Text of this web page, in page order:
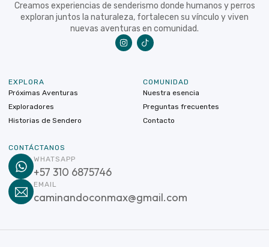
Creamos experiencias de senderismo donde humanos y perros
exploran juntos la naturaleza, fortalecen su vínculo y viven
nuevas aventuras en comunidad.
EXPLORA
Próximas Aventuras
Exploradores
Historias de Sendero
COMUNIDAD
Nuestra esencia
Preguntas frecuentes
Contacto
CONTÁCTANOS
WHATSAPP
+57 310 6875746
EMAIL
caminandoconmax@gmail.com